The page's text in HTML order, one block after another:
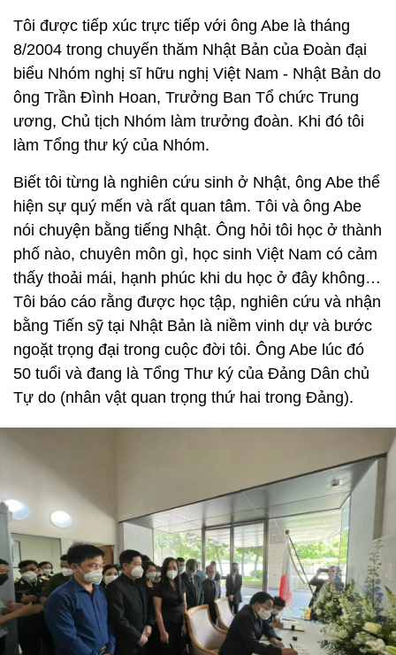
Tôi được tiếp xúc trực tiếp với ông Abe là tháng
8/2004 trong chuyến thăm Nhật Bản của Đoàn đại
biểu Nhóm nghị sĩ hữu nghị Việt Nam - Nhật Bản do
ông Trần Đình Hoan, Trưởng Ban Tổ chức Trung
ương, Chủ tịch Nhóm làm trưởng đoàn. Khi đó tôi
làm Tổng thư ký của Nhóm.
Biết tôi từng là nghiên cứu sinh ở Nhật, ông Abe thể
hiện sự quý mến và rất quan tâm. Tôi và ông Abe
nói chuyện bằng tiếng Nhật. Ông hỏi tôi học ở thành
phố nào, chuyên môn gì, học sinh Việt Nam có cảm
thấy thoải mái, hạnh phúc khi du học ở đây không…
Tôi báo cáo rằng được học tập, nghiên cứu và nhận
bằng Tiến sỹ tại Nhật Bản là niềm vinh dự và bước
ngoặt trọng đại trong cuộc đời tôi. Ông Abe lúc đó
50 tuổi và đang là Tổng Thư ký của Đảng Dân chủ
Tự do (nhân vật quan trọng thứ hai trong Đảng).